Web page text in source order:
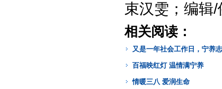
束汉雯；编辑/
相关阅读：
又是一年社会工作日，宁养
百福映红灯 温情满宁养
情暖三八 爱润生命